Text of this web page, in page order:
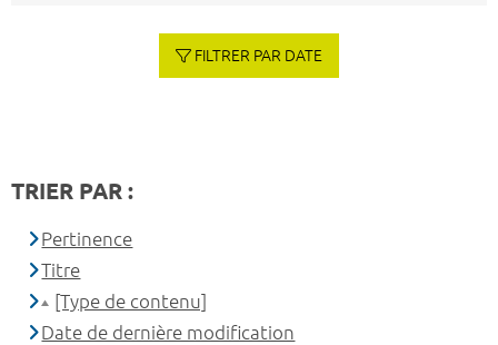
FILTRER PAR DATE
TRIER PAR :
Pertinence
Titre
[Type de contenu]
Date de dernière modification